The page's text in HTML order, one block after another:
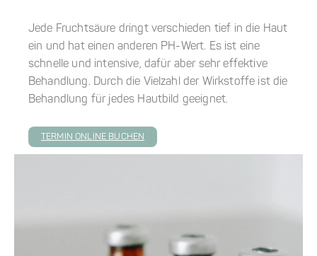
Jede Fruchtsäure dringt verschieden tief in die Haut
ein und hat einen anderen PH-Wert. Es ist eine
schnelle und intensive, dafür aber sehr effektive
Behandlung. Durch die Vielzahl der Wirkstoffe ist die
Behandlung für jedes Hautbild geeignet.
TERMIN ONLINE BUCHEN